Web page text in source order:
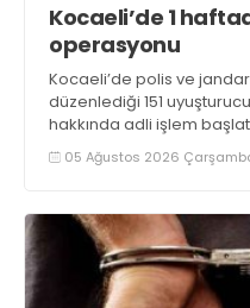
Kocaeli’de 1
operasyonu
Kocaeli’de polis ve
düzenlediği 151
hakkında adli işlem
2 kilogram uyuşturucu
ele geçirilirken, 9 şüpheli
05 Ağustos 2026